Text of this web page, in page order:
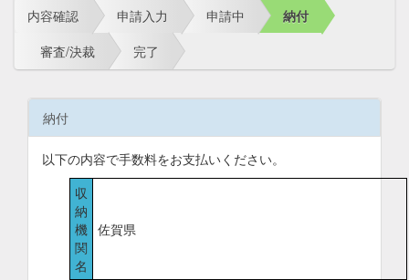
内容確認
申請入力 申請中
納付
審査/決裁
完了
納付
以下の内容で手数料をお支払いください。
収
納
機
関
名
佐賀県